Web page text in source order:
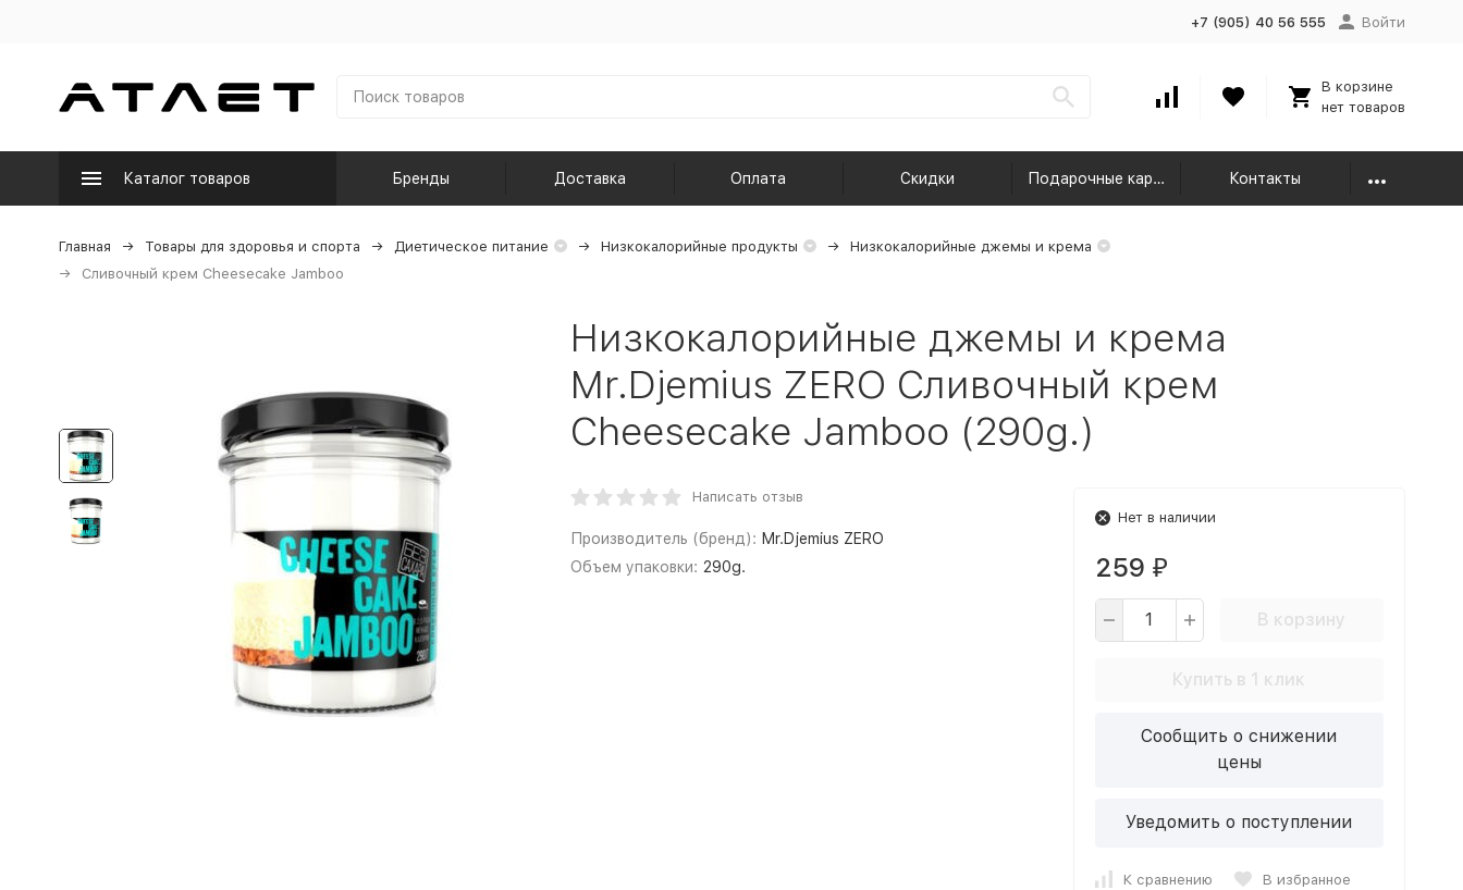
+7 (905) 40 56 555 Войти
В корзине
нет товаров
Каталог товаров Бренды Доставка Оплата Скидки Подарочные карты Контакты
Главная Товары для здоровья и спорта Диетическое питание Низкокалорийные продукты
Низкокалорийные джемы и крема
Сливочный крем Cheesecake Jamboo
Низкокалорийные джемы и крема
Mr.Djemius ZERO Сливочный крем
Cheesecake Jamboo (290g.)
Написать отзыв
Производитель (бренд): Mr.Djemius ZERO
Объем упаковки: 290g.
Нет в наличии
259 ₽
В корзину
Купить в 1 клик
Сообщить о снижении
цены
Уведомить о поступлении
К сравнению В избранное